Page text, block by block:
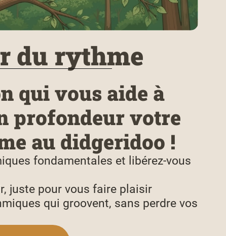
du rythme
qui vous aide à
profondeur votre
au didgeridoo !
fondamentales et libérez-vous
juste pour vous faire plaisir
qui groovent, sans perdre vos